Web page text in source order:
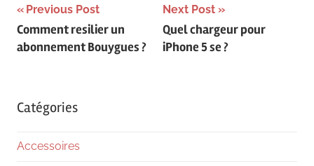
Navigation
de
Previous Post
Comment resilier un
abonnement Bouygues ?
Next Post
Quel chargeur pour
iPhone 5 se ?
Catégories
Accessoires